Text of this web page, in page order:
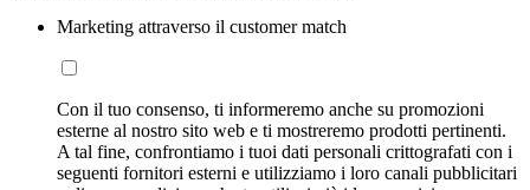
Marketing attraverso il customer match
Con il tuo consenso, ti informeremo anche su promozioni
esterne al nostro sito web e ti mostreremo prodotti pertinenti.
A tal fine, confrontiamo i tuoi dati personali crittografati con i
seguenti fornitori esterni e utilizziamo i loro canali pubblicitari